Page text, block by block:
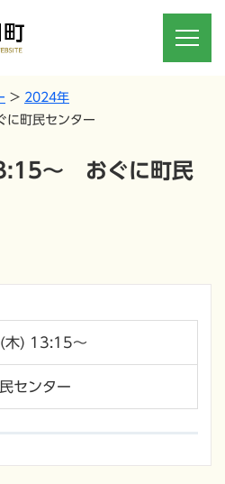
2024年
町民センター
～ おぐに町民
木) 13:15～
センター